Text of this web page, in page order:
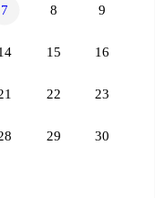
7 8 9
15 16
22 23
29 30